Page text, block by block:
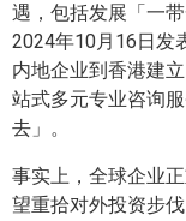
遇，包括发展「一
2024年10月16日发
内地企业到香港建
站式多元专业咨询
去」。
事实上，全球企业
望重拾对外投资步